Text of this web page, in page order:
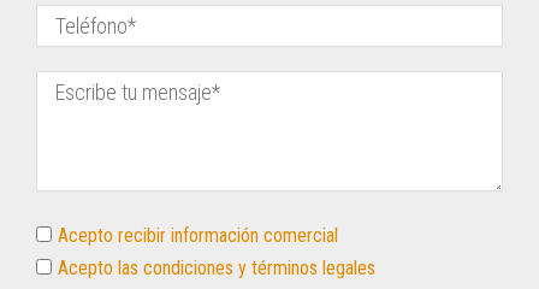
Acepto recibir información comercial
Acepto las condiciones y términos legales